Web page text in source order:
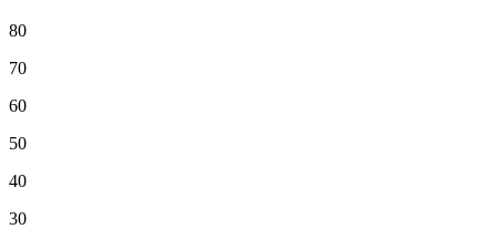
80
70
60
50
40
30